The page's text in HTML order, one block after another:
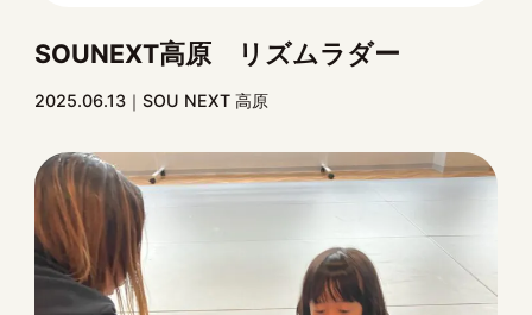
SOUNEXT高原 リズムラダー
2025.06.13 SOU NEXT 高原